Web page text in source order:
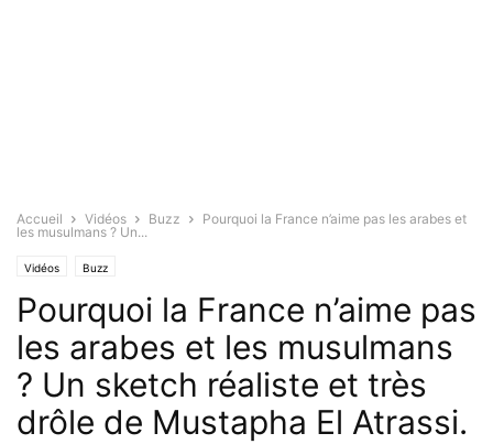
Accueil Vidéos Buzz
Pourquoi la France n’aime pas les arabes et
les musulmans ? Un...
Vidéos Buzz
Pourquoi la France n’aime pas
les arabes et les musulmans
? Un sketch réaliste et très
drôle de Mustapha El Atrassi.